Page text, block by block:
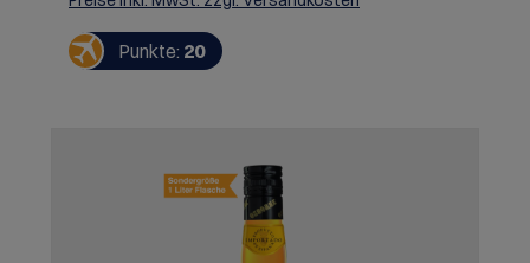
Pfirsiche, eingebunden von frischen Zitrusnoten.
Florale, dezente Wildwiesenkräuter mit
Eis und Zitrone vielleicht … Genießen Sie Ziegler
AVIONIC und machen Sie Ihr Zuhause zur Bühne
des Zeitgeists von Travel & Taste.
Punkte: 20